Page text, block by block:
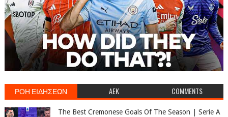
ΡΟΗ ΕΙΔΗΣΕΩΝ AEK COMMENTS
The Best Cremonese Goals Of The Season | Serie A